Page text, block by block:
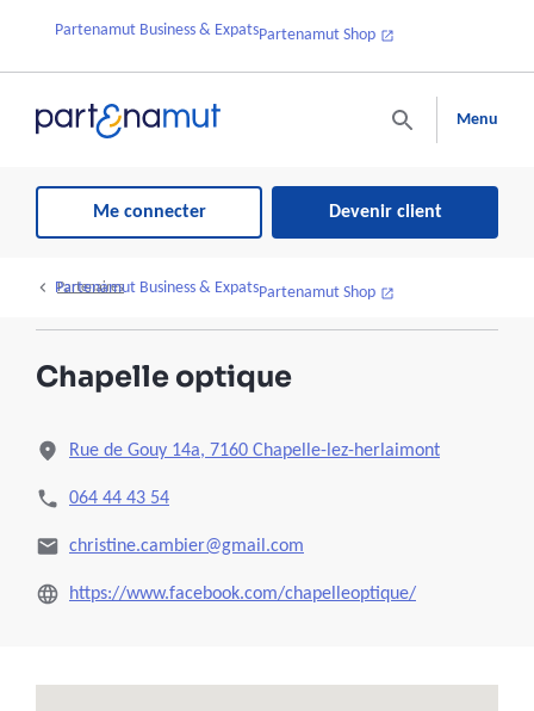
Partenamut Business & ExpatsPartenamut Shop
Menu
Me connecter Devenir client
Partenamut Business & ExpatsPartenamut Shop
Partenaires
Chapelle optique
Rue de Gouy 14a, 7160 Chapelle-lez-herlaimont
064 44 43 54
christine.cambier@gmail.com
https://www.facebook.com/chapelleoptique/